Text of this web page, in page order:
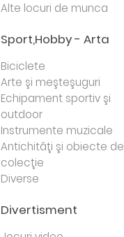
Alte locuri de munca
Sport,Hobby - Arta
Biciclete
Arte şi meşteşuguri
Echipament sportiv şi
outdoor
Instrumente muzicale
Antichităţi şi obiecte de
colecţie
Diverse
Divertisment